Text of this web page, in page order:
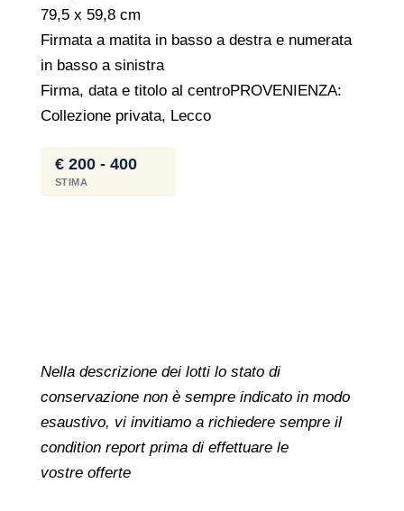
79,5 x 59,8 cm
Firmata a matita in basso a destra e numerata
in basso a sinistra
Firma, data e titolo al centroPROVENIENZA:
Collezione privata, Lecco
€ 200 - 400
STIMA
Nella descrizione dei lotti lo stato di
conservazione non è sempre indicato in modo
esaustivo, vi invitiamo a richiedere sempre il
condition report prima di effettuare le
vostre offerte